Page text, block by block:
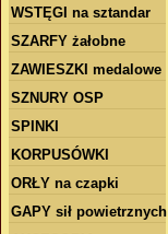
WSTĘGI na sztandar
SZARFY żałobne
ZAWIESZKI medalowe
SZNURY OSP
SPINKI
KORPUSÓWKI
ORŁY na czapki
GAPY sił powietrznych